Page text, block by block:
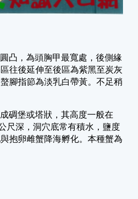
凸，為頭胸甲最寬處，後側緣
往後延伸至後區為紫黑至炭灰
腳指節為淡乳白帶黃。不足稍
碉堡或塔狀，其高度一般在
尺深，洞穴底常有積水，鹽度
抱卵雌蟹降海孵化。本種蟹為